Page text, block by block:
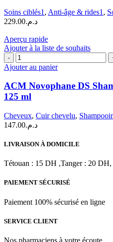
Âge
SPF
|
50
ml
Soins ciblés1 , Anti-âge & rides1 ,
د.م.229.00
Aperçu rapide
Ajouter à la liste de souhaits
quantité
de
Novophane
DS
Shampooing
Pelliculaire
|
ml
Ajouter au panier
ACM Novophane DS
125 ml
Cheveux, Cuir chevelu,
د.م.147.00
LIVRAISON À DOMICILE
Tétouan : 15 DH ,Tanger : 20
PAIEMENT SÉCURISÉ
Paiement 100% sécurisé en ligne
SERVICE CLIENT
Nos pharmaciens à votre écoute